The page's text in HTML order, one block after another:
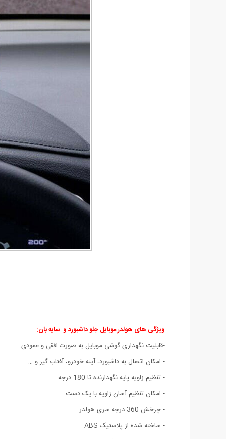
ویژگی های هولدر موبایل جلو داشبورد و سایه بان:
-قابلیت نگهداری گوشی موبایل به صورت افقی و عمودی
- امکان اتصال به داشبورد، آینه خودرو، آفتاب گیر و …
- تنظیم زاویه پایه نگهدارنده تا 180 درجه
- امکان تنظیم آسان زاویه با یک دست
- چرخش 360 درجه سری هولدر
- ساخته شده از پلاستیک ABS